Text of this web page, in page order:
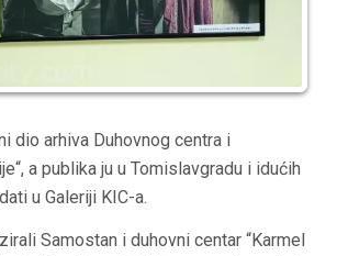
dio arhiva Duhovnog centra i
a publika ju u Tomislavgradu i idućih
u Galeriji KIC-a.
Samostan i duhovni centar “Karmel